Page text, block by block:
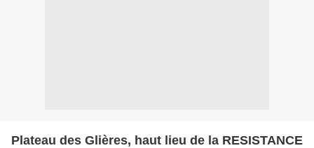
Plateau des Glières, haut lieu de la RESISTANCE